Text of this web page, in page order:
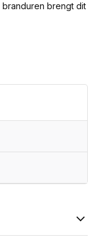
branduren brengt dit